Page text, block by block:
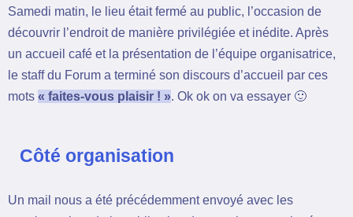
Samedi matin, le lieu était fermé au public, l’occasion de
découvrir l’endroit de manière privilégiée et inédite. Après
un accueil café et la présentation de l’équipe organisatrice,
le staff du Forum a terminé son discours d’accueil par ces
mots « faites-vous plaisir ! ». Ok ok on va essayer 🙂
Côté organisation
Un mail nous a été précédemment envoyé avec les